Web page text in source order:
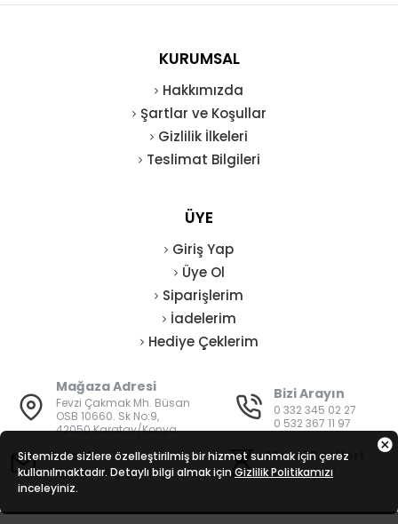
KURUMSAL
Hakkımızda
Şartlar ve Koşullar
Gizlilik İlkeleri
Teslimat Bilgileri
ÜYE
Giriş Yap
Üye Ol
Siparişlerim
İadelerim
Hediye Çeklerim
Mağaza Adresi
Fevzi Çakmak Mh. Büsan
OSB 10660. Sk No:9,
42050 Karatay/Konya
Bizi Arayın
0 332 345 02 27
0 532 367 11 97
E-Posta
bilgi@vatanisguvenligi.com
Mesai Saatleri
08:00 - 19:00
Sitemizde sizlere özelleştirilmiş bir hizmet sunmak için çerez
kullanılmaktadır. Detaylı bilgi almak için Gizlilik Politikamızı
inceleyiniz.